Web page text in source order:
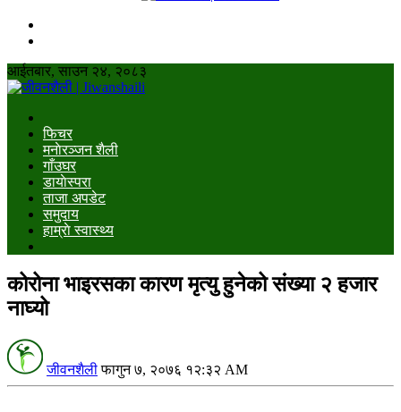
आईतबार, साउन २४, २०८३
फिचर
मनाेरञ्जन शैली
गाँउघर
डायाेस्परा
ताजा अपडेट
समुदाय
हाम्राे स्वास्थ्य
कोरोना भाइरसका कारण मृत्यु हुनेको संख्या २ हजार
नाघ्यो
जीवनशैली फागुन ७, २०७६ १२:३२ AM